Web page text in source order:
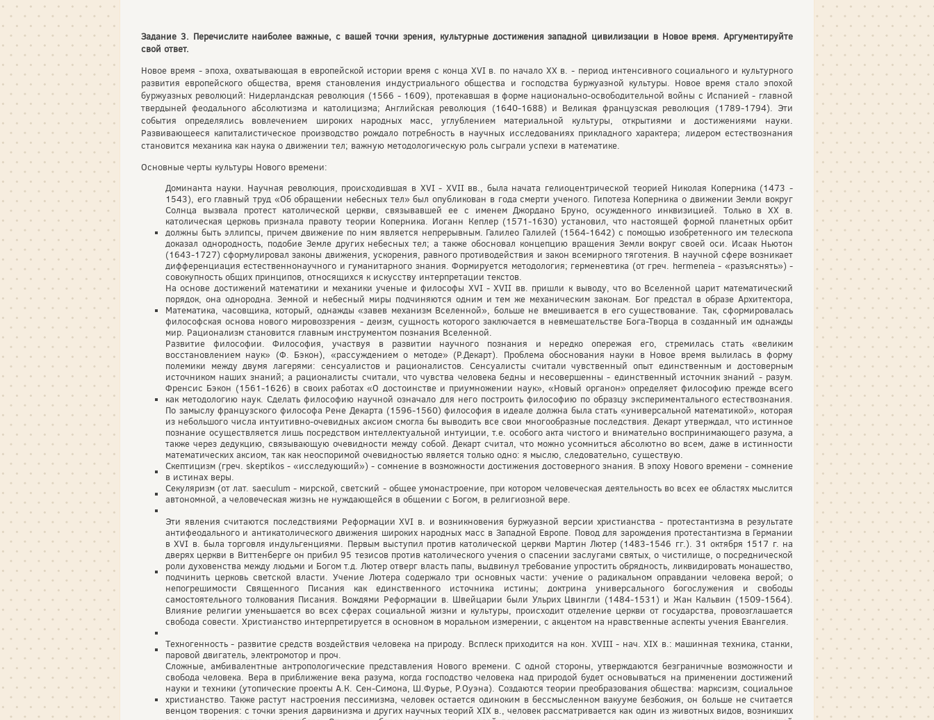
Задание 3. Перечислите наиболее важные, с вашей точки зрения, культурные достижения западной цивилизации в Новое время. Аргументируйте
свой ответ.
Новое время - эпоха, охватывающая в европейской истории время с конца XVI в. по начало XX в. - период интенсивного социального и культурного
развития европейского общества, время становления индустриального общества и господства буржуазной культуры. Новое время стало эпохой
буржуазных революций: Нидерландская революция (1566 - 1609), протекавшая в форме национально-освободительной войны с Испанией - главной
твердыней феодального абсолютизма и католицизма; Английская революция (1640-1688) и Великая французская революция (1789-1794). Эти
события определялись вовлечением широких народных масс, углублением материальной культуры, открытиями и достижениями науки.
Развивающееся капиталистическое производство рождало потребность в научных исследованиях прикладного характера; лидером естествознания
становится механика как наука о движении тел; важную методологическую роль сыграли успехи в математике.
Основные черты культуры Нового времени:
Доминанта науки. Научная революция, происходившая в XVI - XVII вв., была начата гелиоцентрической теорией Николая Коперника (1473 -
1543), его главный труд «Об обращении небесных тел» был опубликован в года смерти ученого. Гипотеза Коперника о движении Земли вокруг
Солнца вызвала протест католической церкви, связывавшей ее с именем Джордано Бруно, осужденного инквизицией. Только в XX в.
католическая церковь признала правоту теории Коперника. Иоганн Кеплер (1571-1630) установил, что настоящей формой планетных орбит
должны быть эллипсы, причем движение по ним является непрерывным. Галилео Галилей (1564-1642) с помощью изобретенного им телескопа
доказал однородность, подобие Земле других небесных тел; а также обосновал концепцию вращения Земли вокруг своей оси. Исаак Ньютон
(1643-1727) сформулировал законы движения, ускорения, равного противодействия и закон всемирного тяготения. В научной сфере возникает
дифференциация естественнонаучного и гуманитарного знания. Формируется методология; герменевтика (от греч. hermeneia - «разъяснять») -
совокупность общих принципов, относящихся к искусству интерпретации текстов.
На основе достижений математики и механики ученые и философы XVI - XVII вв. пришли к выводу, что во Вселенной царит математический
порядок, она однородна. Земной и небесный миры подчиняются одним и тем же механическим законам. Бог предстал в образе Архитектора,
Математика, часовщика, который, однажды «завев механизм Вселенной», больше не вмешивается в его существование. Так, сформировалась
философская основа нового мировоззрения - деизм, сущность которого заключается в невмешательстве Бога-Творца в созданный им однажды
мир. Рационализм становится главным инструментом познания Вселенной.
Развитие философии. Философия, участвуя в развитии научного познания и нередко опережая его, стремилась стать «великим
восстановлением наук» (Ф. Бэкон), «рассуждением о методе» (Р.Декарт). Проблема обоснования науки в Новое время вылилась в форму
полемики между двумя лагерями: сенсуалистов и рационалистов. Сенсуалисты считали чувственный опыт единственным и достоверным
источником наших знаний; а рационалисты считали, что чувства человека бедны и несовершенны - единственный источник знаний - разум.
Френсис Бэкон (1561-1626) в своих работах «О достоинстве и приумножении наук», «Новый органон» определяет философию прежде всего
как методологию наук. Сделать философию научной означало для него построить философию по образцу экспериментального естествознания.
По замыслу французского философа Рене Декарта (1596-1560) философия в идеале должна была стать «универсальной математикой», которая
из небольшого числа интуитивно-очевидных аксиом смогла бы выводить все свои многообразные последствия. Декарт утверждал, что истинное
познание осуществляется лишь посредством интеллектуальной интуиции, т.е. особого акта чистого и внимательно воспринимающего разума, а
также через дедукцию, связывающую очевидности между собой. Декарт считал, что можно усомниться абсолютно во всем, даже в истинности
математических аксиом, так как неоспоримой очевидностью является только одно: я мыслю, следовательно, существую.
Скептицизм (греч. skeptikos - «исследующий») - сомнение в возможности достижения достоверного знания. В эпоху Нового времени - сомнение
в истинах веры.
Секуляризм (от лат. saeculum - мирской, светский - общее умонастроение, при котором человеческая деятельность во всех ее областях мыслится
автономной, а человеческая жизнь не нуждающейся в общении с Богом, в религиозной вере.
Эти явления считаются последствиями Реформации XVI в. и возникновения буржуазной версии христианства - протестантизма в результате
антифеодального и антикатолического движения широких народных масс в Западной Европе. Повод для зарождения протестантизма в Германии
в XVI в. была торговля индульгенциями. Первым выступил против католической церкви Мартин Лютер (1483-1546 гг.). 31 октября 1517 г. на
дверях церкви в Виттенберге он прибил 95 тезисов против католического учения о спасении заслугами святых, о чистилище, о посреднической
роли духовенства между людьми и Богом т.д. Лютер отверг власть папы, выдвинул требование упростить обрядность, ликвидировать монашество,
подчинить церковь светской власти. Учение Лютера содержало три основных части: учение о радикальном оправдании человека верой; о
непогрешимости Священного Писания как единственного источника истины; доктрина универсального богослужения и свободы
самостоятельного толкования Писания. Вождями Реформации в. Швейцарии были Ульрих Цвингли (1484-1531) и Жан Кальвин (1509-1564).
Влияние религии уменьшается во всех сферах социальной жизни и культуры, происходит отделение церкви от государства, провозглашается
свобода совести. Христианство интерпретируется в основном в моральном измерении, с акцентом на нравственные аспекты учения Евангелия.
Техногенность - развитие средств воздействия человека на природу. Всплеск приходится на кон. XVIII - нач. XIX в.: машинная техника, станки,
паровой двигатель, электромотор и проч.
Сложные, амбивалентные антропологические представления Нового времени. С одной стороны, утверждаются безграничные возможности и
свобода человека. Вера в приближение века разума, когда господство человека над природой будет основываться на применении достижений
науки и техники (утопические проекты А.К. Сен-Симона, Ш.Фурье, Р.Оуэна). Создаются теории преобразования общества: марксизм, социальное
христианство. Также растут настроения пессимизма, человек остается одиноким в бессмысленном вакууме безбожия, он больше не считается
венцом творения: с точки зрения дарвинизма и других научных теорий XIX в., человек рассматривается как один из животных видов, возникших